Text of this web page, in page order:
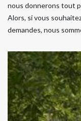
nous donnerons tout
Alors, si vous
demandes, nous